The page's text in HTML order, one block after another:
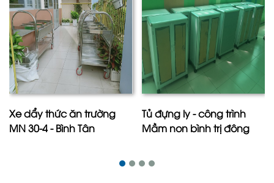
Xe dẩy thức ăn trường
MN 30-4 - Bình Tân
Tủ đựng ly - công trình
Mầm non bình trị đông